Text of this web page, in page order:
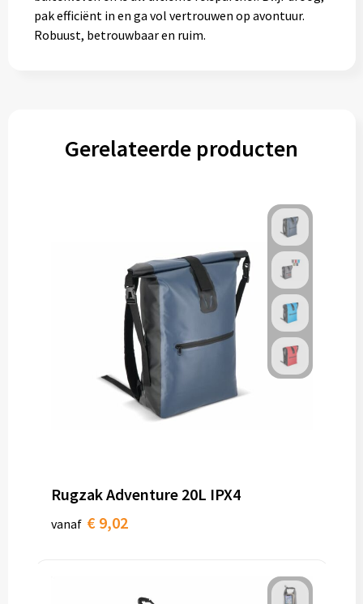
pak efficiënt in en ga vol vertrouwen op avontuur.
Robuust, betrouwbaar en ruim.
Gerelateerde producten
Rugzak Adventure 20L IPX4
vanaf € 9,02